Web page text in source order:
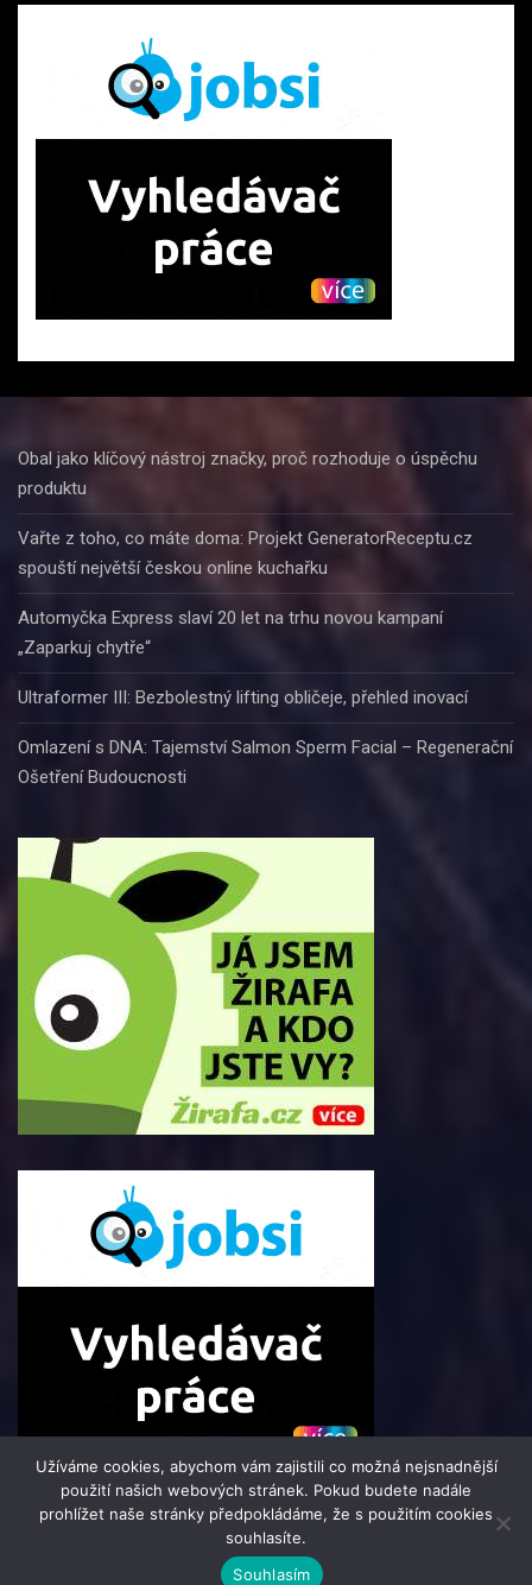
Obal jako klíčový nástroj značky, proč rozhoduje o úspěchu
produktu
Vařte z toho, co máte doma: Projekt GeneratorReceptu.cz
spouští největší českou online kuchařku
Automyčka Express slaví 20 let na trhu novou kampaní
„Zaparkuj chytře“
Ultraformer III: Bezbolestný lifting obličeje, přehled inovací
Omlazení s DNA: Tajemství Salmon Sperm Facial – Regenerační
Ošetření Budoucnosti
© 2016 - 2025 i-Mag.cz | člen skupiny 123jobs Media | Všechna
práva vyhrazena | Theme by
Užíváme cookies, abychom vám zajistili co možná nejsnadnější
použití našich webových stránek. Pokud budete nadále
prohlížet naše stránky předpokládáme, že s použitím cookies
souhlasíte.
Souhlasím